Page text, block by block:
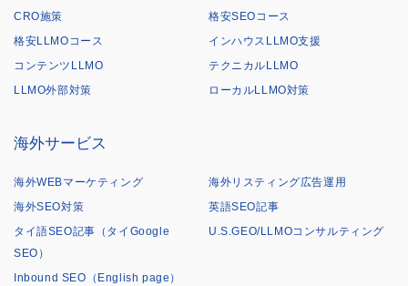
CRO施策
格安SEOコース
格安LLMOコース
インハウスLLMO支援
コンテンツLLMO
テクニカルLLMO
LLMO外部対策
ローカルLLMO対策
海外サービス
海外WEBマーケティング
海外リスティング広告運用
海外SEO対策
英語SEO記事
タイ語SEO記事（タイGoogle
SEO）
U.S.GEO/LLMOコンサルティング
Inbound SEO（English page）